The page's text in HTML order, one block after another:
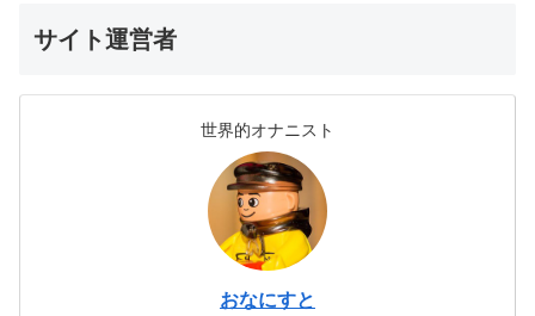
サイト運営者
世界的オナニスト
おなにすと